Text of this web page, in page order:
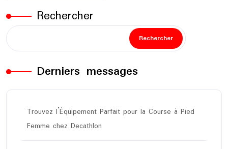
Rechercher
Rechercher
Derniers messages
Trouvez l’Équipement Parfait pour la Course à Pied
Femme chez Decathlon